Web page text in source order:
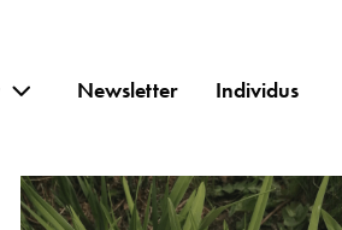
Newsletter Individus